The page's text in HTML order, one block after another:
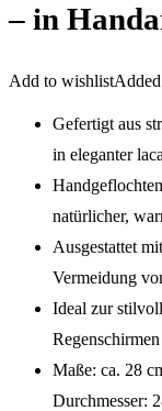
– in
Add to wishlist
Gefertigt aus
in eleganter
natürlicher,
Ausgestattet
Vermeidung
Ideal zur
Maße: ca. 28
Durchmesser: